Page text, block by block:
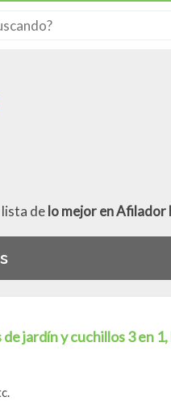
delo mejor en Afilador
jardín y cuchillos 3 en 1,